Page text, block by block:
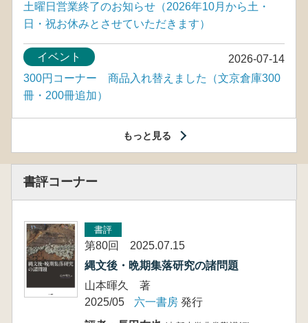
土曜日営業終了のお知らせ（2026年10月から土・
日・祝お休みとさせていただきます）
2026-07-14
イベント
300円コーナー 商品入れ替えました（文京倉庫300
冊・200冊追加）
もっと見る
書評コーナー
書評
第80回 2025.07.15
縄文後・晩期集落研究の諸問題
山本暉久 著
2025/05
六一書房 発行